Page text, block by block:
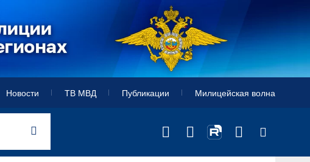
Новости ТВ МВД Публикации Милицейская волна